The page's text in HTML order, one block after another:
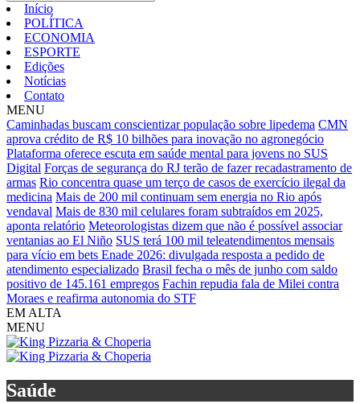
Início
POLÍTICA
ECONOMIA
ESPORTE
Edições
Notícias
Contato
MENU
Caminhadas buscam conscientizar população sobre lipedema CMN
aprova crédito de R$ 10 bilhões para inovação no agronegócio
Plataforma oferece escuta em saúde mental para jovens no SUS
Digital Forças de segurança do RJ terão de fazer recadastramento de
armas Rio concentra quase um terço de casos de exercício ilegal da
medicina Mais de 200 mil continuam sem energia no Rio após
vendaval Mais de 830 mil celulares foram subtraídos em 2025,
aponta relatório Meteorologistas dizem que não é possível associar
ventanias ao El Niño SUS terá 100 mil teleatendimentos mensais
para vício em bets Enade 2026: divulgada resposta a pedido de
atendimento especializado Brasil fecha o mês de junho com saldo
positivo de 145.161 empregos Fachin repudia fala de Milei contra
Moraes e reafirma autonomia do STF
EM ALTA
MENU
Saúde